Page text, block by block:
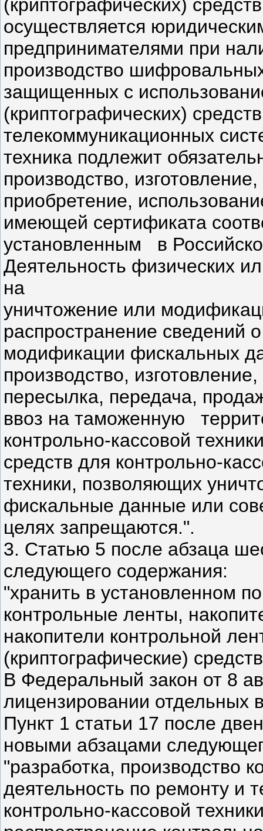
(криптографических)
осуществляется
предпринимателями при
производство
защищенных с
(криптографических)
телекоммуникационных
техника подлежит
производство,
приобретение,
имеющей сертификата
установленным в
Деятельность физических
на
уничтожение или
распространение сведений
модификации фискальных
производство,
пересылка, передача,
ввоз на таможенную
контрольно-кассовой
средств для контрольно-
техники, позволяющих
фискальные данные или
целях запрещаются.".
3. Статью 5 после абзаца
следующего содержания:
"хранить в установленном
контрольные ленты,
накопители контрольной
(криптографические)
В Федеральный закон от 8
лицензировании отдельных
Пункт 1 статьи 17 после
новыми абзацами
"разработка, производство
деятельность по ремонту и
контрольно-кассовой